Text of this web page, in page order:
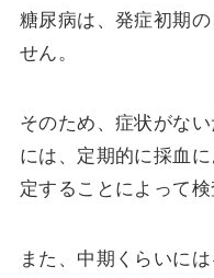
糖尿病は、発症初期
せん。
そのため、症状がな
には、定期的に採血
定することによって
また、中期くらいに